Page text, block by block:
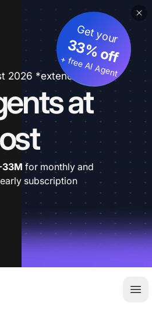
2026 *extended
at
Get your
33% off
+ free AI Agent
33M for monthly and
subscription